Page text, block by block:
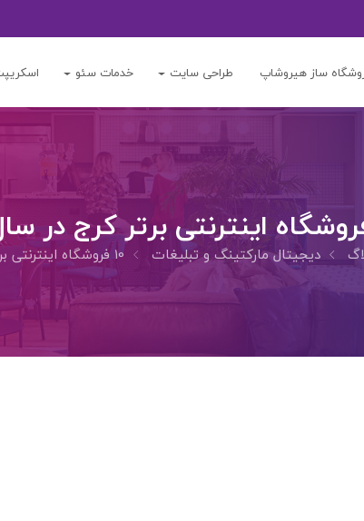
ساز هیروشاپ طراحی سایت خدمات سئو
دیجیتال مارکتینگ و تبلیغات 10 فروشگاه اینترنتی برتر کرج در سال 1405